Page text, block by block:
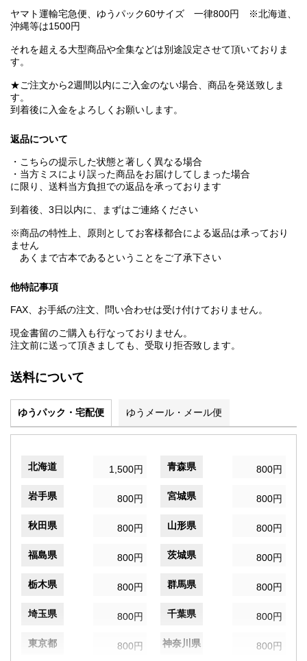
ヤマト運輸宅急便、ゆうパック60サイズ 一律800円 ※北海道、
沖縄等は1500円
それを超える大型商品や全集などは別途設定させて頂いておりま
す。
★ご注文から2週間以内にご入金のない場合、商品を発送致しま
す。
到着後に入金をよろしくお願いします。
返品について
・こちらの提示した状態と著しく異なる場合
・当方ミスにより誤った商品をお届けしてしまった場合
に限り、送料当方負担での返品を承っております
到着後、3日以内に、まずはご連絡ください
※商品の特性上、原則としてお客様都合による返品は承っており
ません
あくまで古本であるということをご了承下さい
他特記事項
FAX、お手紙の注文、問い合わせは受け付けておりません。
現金書留のご購入も行なっておりません。
注文前に送って頂きましても、受取り拒否致します。
送料について
ゆうパック・宅配便 ゆうメール・メール便
北海道 1,500円 青森県 800円
岩手県 800円 宮城県 800円
秋田県 800円 山形県 800円
福島県 800円 茨城県 800円
栃木県 800円 群馬県 800円
埼玉県 800円 千葉県 800円
東京都 800円 神奈川県 800円